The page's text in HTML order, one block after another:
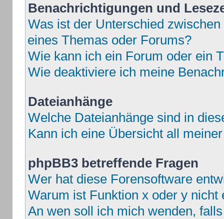
Benachrichtigungen und
Was ist der Unterschied
eines Themas oder Forums?
Wie kann ich ein Forum oder ein
Wie deaktiviere ich meine
Dateianhänge
Welche Dateianhänge sind in
Kann ich eine Übersicht all
phpBB3 betreffende Fragen
Wer hat diese Forensoftware
Warum ist Funktion x oder y nicht
An wen soll ich mich wenden,